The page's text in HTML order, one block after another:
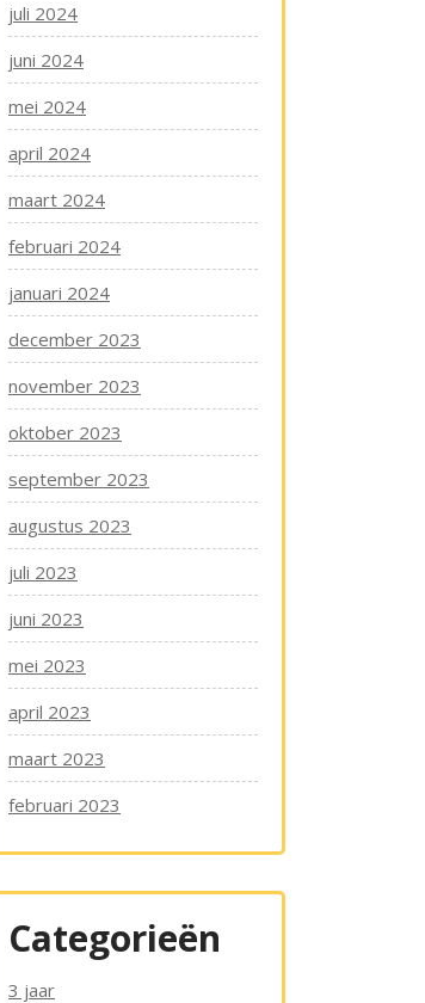
juli 2024
juni 2024
mei 2024
april 2024
maart 2024
februari 2024
januari 2024
december 2023
november 2023
oktober 2023
september 2023
augustus 2023
juli 2023
juni 2023
mei 2023
april 2023
maart 2023
februari 2023
Categorieën
3 jaar